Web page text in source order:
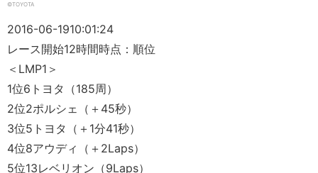
©TOYOTA
2016-06-1910:01:24
レース開始12時間時点：順位
＜LMP1＞
1位6トヨタ（185周）
2位2ポルシェ（＋45秒）
3位5トヨタ（＋1分41秒）
4位8アウディ（＋2Laps）
5位13レベリオン（9Laps）